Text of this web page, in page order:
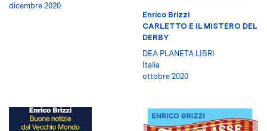
dicembre 2020
Enrico Brizzi
CARLETTO E IL MISTERO DEL
DERBY
DEA PLANETA LIBRI
Italia
ottobre 2020